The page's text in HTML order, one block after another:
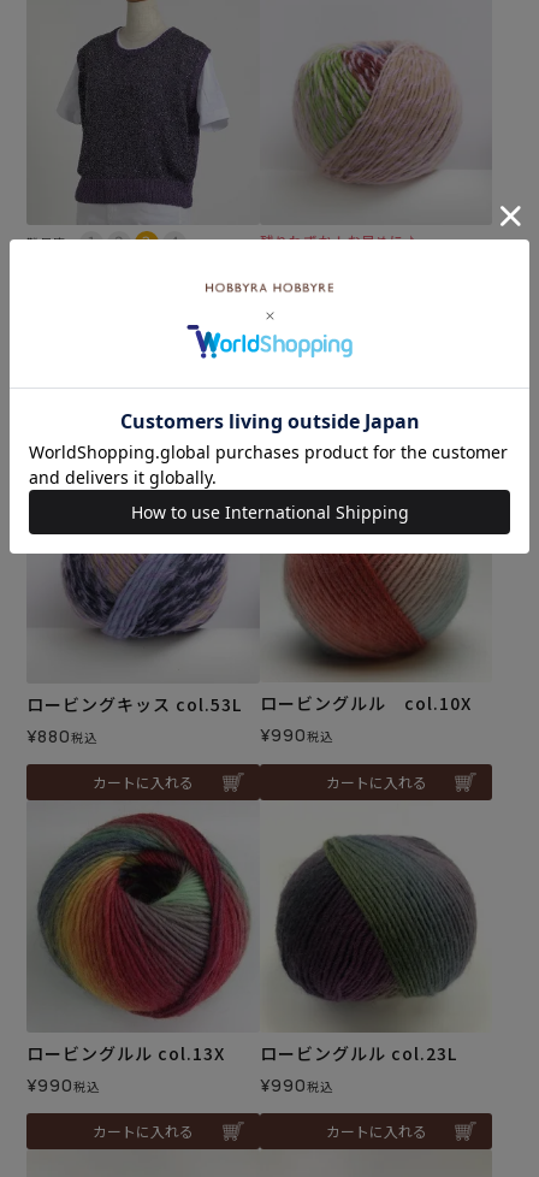
難易度：
¥9,515税込
カートに入れる
残りわずか！お早めに♪
¥ 880
カートに入れる
ロービングキッス col.53L
¥880税込
カートに入れる
ロービングルル col.10X
¥990税込
カートに入れる
ロービングルル col.13X
¥990税込
カートに入れる
ロービングルル col.23L
¥990税込
カートに入れる